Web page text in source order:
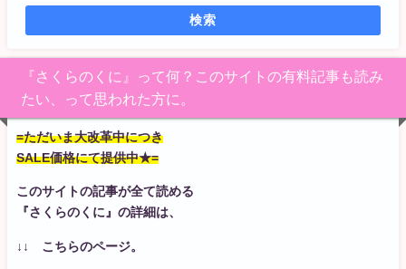
検索
『さくらのくに』って何？このサイトの有料記事も読み
たい、って思われた方に。
=ただいま大改革中につき
SALE価格にて提供中★=
このサイトの記事が全て読める
『さくらのくに』の詳細は、
↓↓ こちらのページ。